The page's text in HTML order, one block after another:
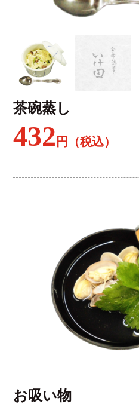
茶碗蒸し
432 円（税込）
お吸い物